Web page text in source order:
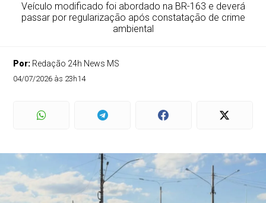
Veículo modificado foi abordado na BR-163 e deverá
passar por regularização após constatação de crime
ambiental
Por: Redação 24h News MS
04/07/2026 às 23h14